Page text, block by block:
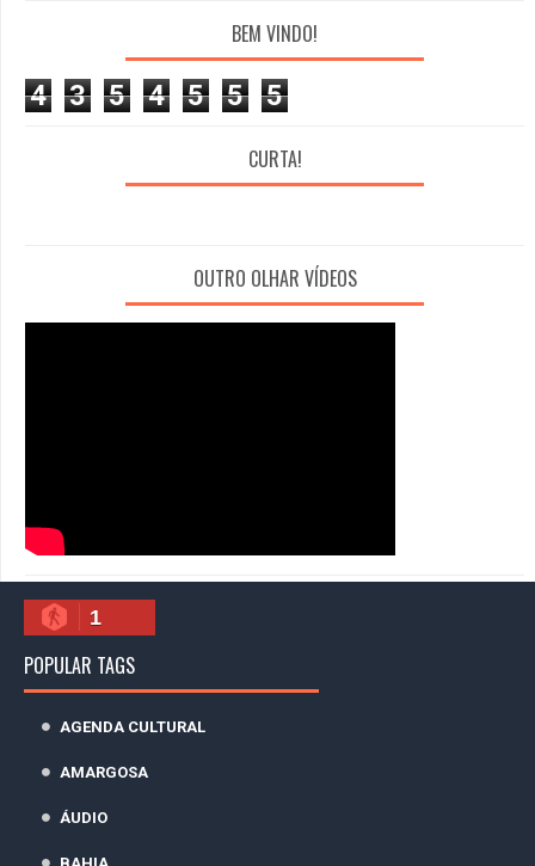
BEM VINDO!
4 3 5 4 5 5 5
CURTA!
OUTRO OLHAR VÍDEOS
1
POPULAR TAGS
AGENDA CULTURAL
AMARGOSA
ÁUDIO